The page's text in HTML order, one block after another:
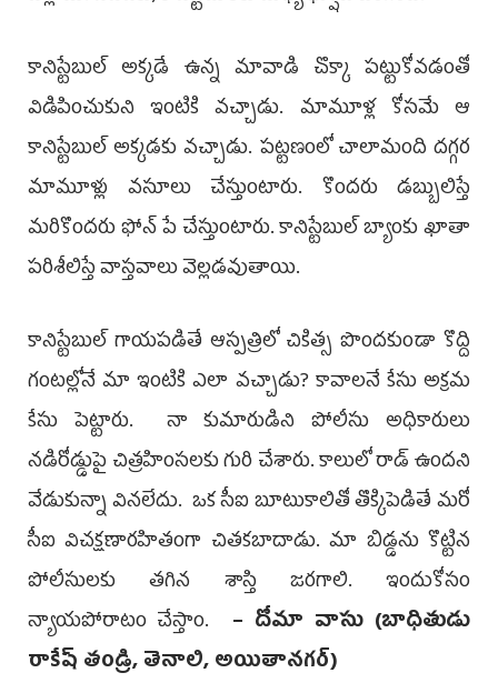
కానిస్టేబుల్‌ అక్కడే ఉన్న మావాడి చొక్కా పట్టుకోవడంతో
విడిపించుకుని ఇంటికి వచ్చాడు. మామూళ్ల కోసమే ఆ
కానిస్టేబుల్‌ అక్కడకు వచ్చాడు. పట్టణంలో చాలామంది దగ్గర
మామూళ్లు వసూలు చేస్తుంటారు. కొందరు డబ్బులిస్తే
మరికొందరు ఫోన్‌ పే చేస్తుంటారు. కానిస్టేబుల్‌ బ్యాంకు ఖాతా
పరిశీలిస్తే వాస్తవాలు వెల్లడవుతాయి.
కానిస్టేబుల్‌ గాయపడితే ఆస్పత్రిలో చికిత్స పొందకుండా కొద్ది
గంటల్లోనే మా ఇంటికి ఎలా వచ్చాడు? కావాలనే కేసు అక్రమ
కేసు పెట్టారు. నా కుమారుడిని పోలీసు అధికారులు
నడిరోడ్డుపై చిత్రహింసలకు గురి చేశారు. కాలులో రాడ్‌ ఉందని
వేడుకున్నా వినలేదు. ఒక సీఐ బూటుకాలితో తొక్కిపెడితే మరో
సీఐ విచక్షణారహితంగా చితకబాదాడు. మా బిడ్డను కొట్టిన
పోలీసులకు తగిన శాస్తి జరగాలి. ఇందుకోసం
న్యాయపోరాటం చేస్తాం. – దోమా వాసు (బాధితుడు
రాకేష్‌ తండ్రి, తెనాలి, అయితానగర్‌)